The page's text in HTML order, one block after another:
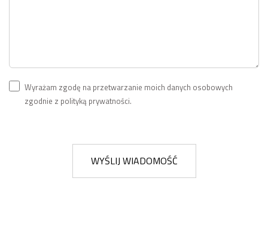
Wyrażam zgodę na przetwarzanie moich danych osobowych
zgodnie z polityką prywatności.
WYŚLIJ WIADOMOŚĆ